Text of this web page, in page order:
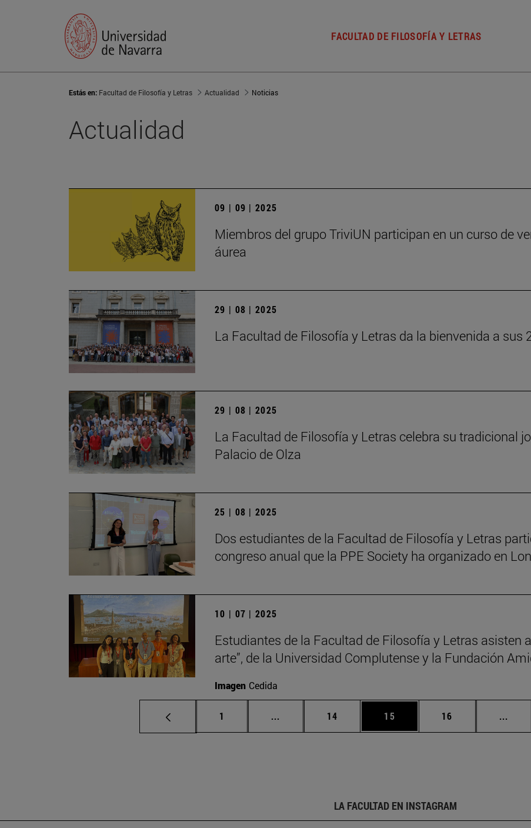
FACULTAD DE FILOSOFÍA Y LETRAS
Estás en: Facultad de Filosofía y Letras Actualidad Noticias
Actualidad
09 | 09 | 2025
Miembros del grupo TriviUN participan en un curso de
áurea
29 | 08 | 2025
La Facultad de Filosofía y Letras da la bienvenida a sus
29 | 08 | 2025
La Facultad de Filosofía y Letras celebra su tradicional
Palacio de Olza
25 | 08 | 2025
Dos estudiantes de la Facultad de Filosofía y Letras
congreso anual que la PPE Society ha organizado en
10 | 07 | 2025
Estudiantes de la Facultad de Filosofía y Letras asisten
arte”, de la Universidad Complutense y la Fundación
Imagen Cedida
Página
1 ... Páginas intermedias Use TAB para desplazarse.
Página
14 Página
15 Página
16 ...
LA FACULTAD EN INSTAGRAM